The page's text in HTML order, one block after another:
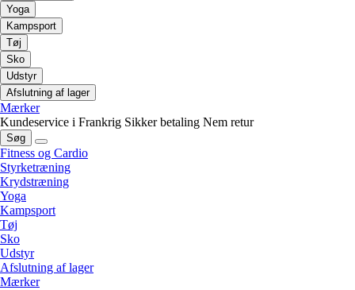
Yoga
Kampsport
Tøj
Sko
Udstyr
Afslutning af lager
Mærker
Kundeservice i Frankrig Sikker betaling Nem retur
Søg
Fitness og Cardio
Styrketræning
Krydstræning
Yoga
Kampsport
Tøj
Sko
Udstyr
Afslutning af lager
Mærker